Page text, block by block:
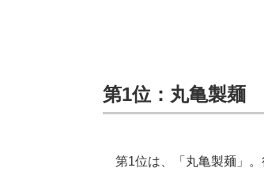
第1位：丸亀製麺
第1位は、「丸亀製麺」。